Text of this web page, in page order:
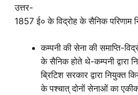
उत्तर-
1857 ई० के विद्रोह के सैनिक परिणाम
कम्पनी की सेना की समाप्ति-
के सैनिक होते थे-कम्पनी द्वारा
ब्रिटिश सरकार द्वारा नियुक्त
के पश्चात् दोनों सेनाओं का